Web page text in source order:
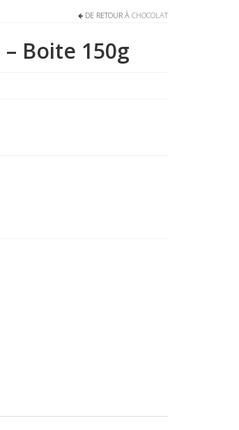
DE RETOUR À CHOCOLAT
– Boite 150g